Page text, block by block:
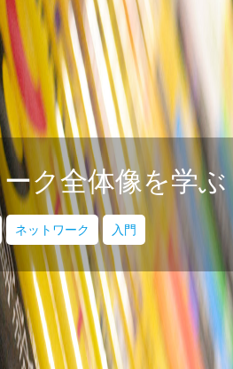
ク全体像を学ぶ
ネットワーク 入門